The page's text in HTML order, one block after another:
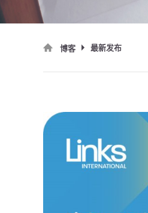
博客 最新发布